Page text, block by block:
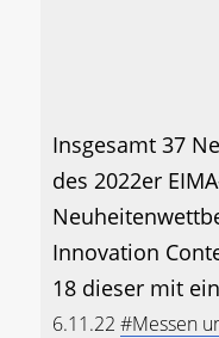
Insgesamt 37
des 2022er
Innovation
18 dieser mit
6.11.22 #Messen